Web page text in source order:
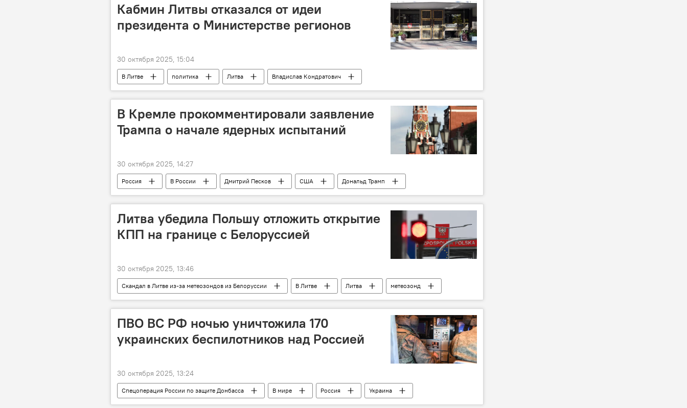
Кабмин Литвы отказался от идеи
президента о Министерстве регионов
30 октября 2025, 15:04
В Литве политика Литва Владислав Кондратович
В Кремле прокомментировали заявление
Трампа о начале ядерных испытаний
30 октября 2025, 14:27
Россия В России Дмитрий Песков США
Дональд Трамп
ядерные испытания
вооружение
Литва убедила Польшу отложить открытие
КПП на границе с Белоруссией
30 октября 2025, 13:46
Скандал в Литве из-за метеозондов из Белоруссии В Литве Литва
метеозонд
Польша
Белоруссия
ПВО ВС РФ ночью уничтожила 170
украинских беспилотников над Россией
30 октября 2025, 13:24
Спецоперация России по защите Донбасса В мире Россия
Украина
Минобороны РФ